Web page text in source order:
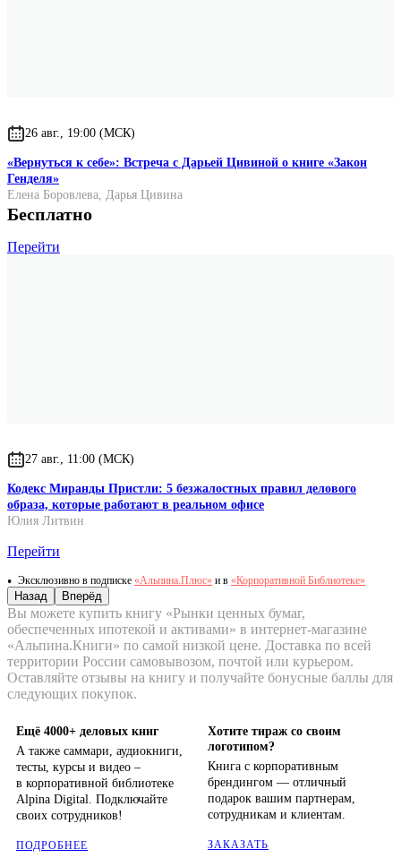
26 авг., 19:00 (МСК)
«Вернуться к себе»: Встреча с Дарьей Цивиной о книге «Закон
Генделя»
Елена Боровлева, Дарья Цивина
Бесплатно
Перейти
27 авг., 11:00 (МСК)
Кодекс Миранды Пристли: 5 безжалостных правил делового
образа, которые работают в реальном офисе
Юлия Литвин
Перейти
Эксклюзивно в подписке «Альпина.Плюс» и в «Корпоративной Библиотеке»
Назад Вперёд
Вы можете купить книгу «Рынки ценных бумаг,
обеспеченных ипотекой и активами» в интернет-магазине
«Альпина.Книги» по самой низкой цене. Доставка по всей
территории России самовывозом, почтой или курьером.
Оставляйте отзывы на книгу и получайте бонусные баллы для
следующих покупок.
Ещё 4000+ деловых книг
А также саммари, аудиокниги,
тесты, курсы и видео –
в корпоративной библиотеке
Alpina Digital. Подключайте
своих сотрудников!
ПОДРОБНЕЕ
Хотите тираж со своим
логотипом?
Книга с корпоративным
брендингом — отличный
подарок вашим партнерам,
сотрудникам и клиентам.
ЗАКАЗАТЬ